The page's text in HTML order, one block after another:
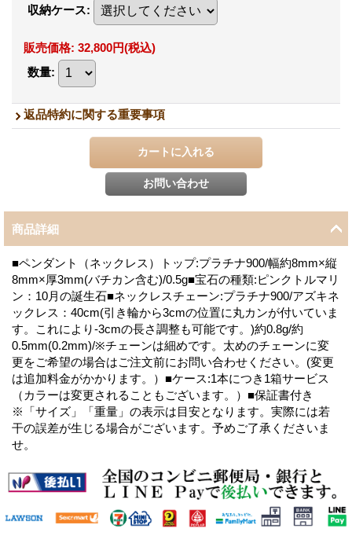
収納ケース:
販売価格: 32,800円(税込)
数量:
返品特約に関する重要事項
商品詳細
■ペンダント（ネックレス）トップ:プラチナ900/幅約8mm×縦
8mm×厚3mm(バチカン含む)/0.5g■宝石の種類:ピンクトルマリ
ン：10月の誕生石■ネックレスチェーン:プラチナ900/アズキネ
ックレス：40cm(引き輪から3cmの位置に丸カンが付いていま
す。これにより-3cmの長さ調整も可能です。)約0.8g/約
0.5mm(0.2mm)/※チェーンは細めです。太めのチェーンに変
更をご希望の場合はご注文前にお問い合わせください。(変更
は追加料金がかかります。）■ケース:1本につき1箱サービス
（カラーは変更されることもございます。）■保証書付き
※「サイズ」「重量」の表示は目安となります。実際には若
干の誤差が生じる場合がございます。予めご了承くださいま
せ。